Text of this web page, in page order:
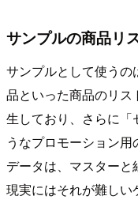
サンプルの商品リ
サンプルとして使う
品といった商品のリ
生しており、さらに「
うなプロモーション
データは、マスターと
現実にはそれが難しい